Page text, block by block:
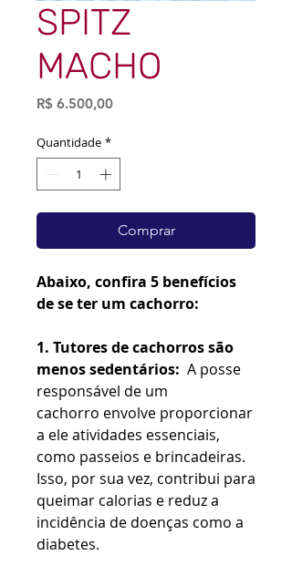
SPITZ
MACHO
R$ 6.500,00Preço
Quantidade *
Comprar
Abaixo, confira 5 benefícios
de se ter um cachorro:
1. Tutores de cachorros são
menos sedentários: A posse
responsável de um
cachorro envolve proporcionar
a ele atividades essenciais,
como passeios e brincadeiras.
Isso, por sua vez, contribui para
queimar calorias e reduz a
incidência de doenças como a
diabetes.